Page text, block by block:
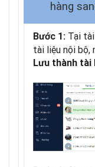
hàng
Bước 1: Tại
tài liệu nội bộ,
Lưu thành tài